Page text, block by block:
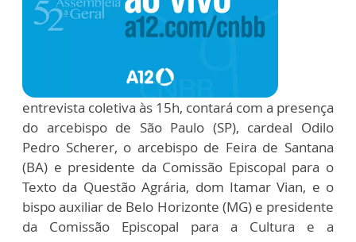
entrevista coletiva às 15h, contará com a presença
do arcebispo de São Paulo (SP), cardeal Odilo
Pedro Scherer, o arcebispo de Feira de Santana
(BA) e presidente da Comissão Episcopal para o
Texto da Questão Agrária, dom Itamar Vian, e o
bispo auxiliar de Belo Horizonte (MG) e presidente
da Comissão Episcopal para a Cultura e a